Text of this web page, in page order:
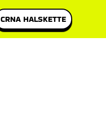
CRNA HALSKETTE